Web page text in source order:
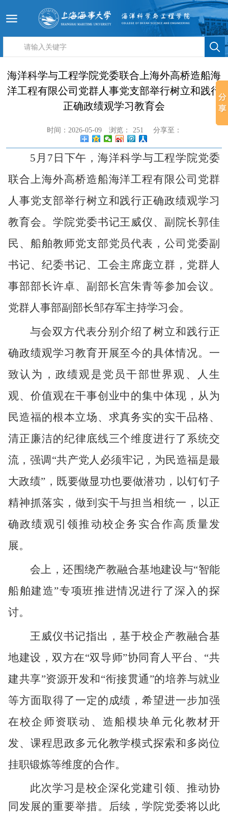
海洋科学与工程学院党委联合上海外高桥造船海
洋工程有限公司党群人事党支部举行树立和践行
正确政绩观学习教育会
时间：2026-05-09 浏览： 251 分享至：
5月7日下午，海洋科学与工程学院党委
联合上海外高桥造船海洋工程有限公司党群
人事党支部举行树立和践行正确政绩观学习
教育会。 学院党委书记王威仪、副院长郭佳
民、船舶教师党支部党员代表，公司党委副
书记、纪委书记、工会主席庞立群，党群人
事部部长许卓、副部长宫朱青等参加会议。
党群人事部副部长邹存军主持学习会。
与会双方代表分别介绍了树立和践行正
确政绩观学习教育开展至今的具体情况。 一
致认为， 政绩观是党员干部世界观、人生
观、价值观在干事创业中的集中体现，从为
民造福的根本立场、求真务实的实干品格、
清正廉洁的纪律底线三个维度进行了系统交
流，强调 “共产党人必须牢记，为民造福是最
大政绩”，既要做显功也要做潜功，以钉钉子
精神抓落实，做到实干与担当相统一，以正
确政绩观引领推动校企务实合作高质量发
展。
会上，还围绕产教融合基地建设与“智能
船舶建造”专项班推进情况进行了深入的探
讨。
王威仪书记指出，基于校企产教融合基
地建设，双方在“双导师”协同育人平台、“共
建共享”资源开发和“衔接贯通”的培养与就业
等方面取得了一定的成绩，希望进一步加强
在校企师资联动、造船模块单元化教材开
发、课程思政多元化教学模式探索和多岗位
挂职锻炼等维度的合作。
此次学习是校企深化党建引领、推动协
同发展的重要举措。
后续，学院党委将 以此